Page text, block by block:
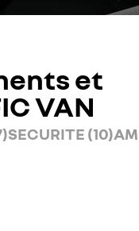
et
VAN
SECURITE (10)